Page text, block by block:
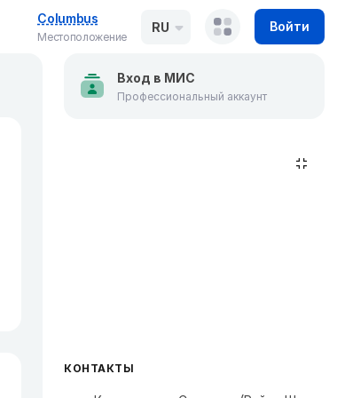
Columbus
Местоположение
RU Войти
Вход в МИС
Профессиональный аккаунт
КОНТАКТЫ